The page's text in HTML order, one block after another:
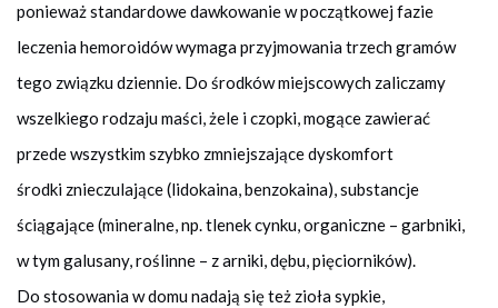
ponieważ standardowe dawkowanie w początkowej fazie
leczenia hemoroidów wymaga przyjmowania trzech gramów
tego związku dziennie. Do środków miejscowych zaliczamy
wszelkiego rodzaju maści, żele i czopki, mogące zawierać
przede wszystkim szybko zmniejszające dyskomfort
środki znieczulające (lidokaina, benzokaina), substancje
ściągające (mineralne, np. tlenek cynku, organiczne – garbniki,
w tym galusany, roślinne – z arniki, dębu, pięciorników).
Do stosowania w domu nadają się też zioła sypkie,